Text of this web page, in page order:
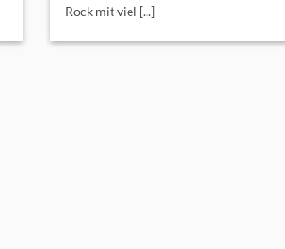
Rock mit viel [...]